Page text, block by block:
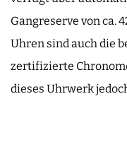
Gangreserve von ca.
Uhren sind auch die
zertifizierte
dieses Uhrwerk